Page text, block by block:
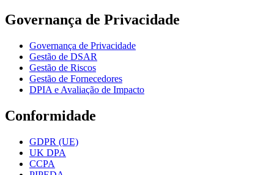
Governança de Privacidade
Governança de Privacidade
Gestão de DSAR
Gestão de Riscos
Gestão de Fornecedores
DPIA e Avaliação de Impacto
Conformidade
GDPR (UE)
UK DPA
CCPA